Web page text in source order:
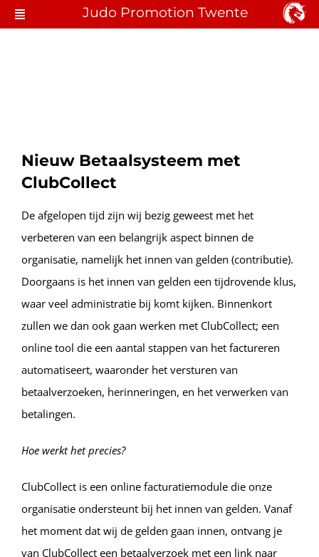
naar
Toggle
Over JPT
Contact
Judo Promotion Twente
Nieuw Betaalsysteem met
ClubCollect
De afgelopen tijd zijn wij bezig geweest met het
verbeteren van een belangrijk aspect binnen de
organisatie, namelijk het innen van gelden (contributie).
Doorgaans is het innen van gelden een tijdrovende klus,
waar veel administratie bij komt kijken. Binnenkort
zullen we dan ook gaan werken met ClubCollect; een
online tool die een aantal stappen van het factureren
automatiseert, waaronder het versturen van
betaalverzoeken, herinneringen, en het verwerken van
betalingen.
Hoe werkt het precies?
ClubCollect is een online facturatiemodule die onze
organisatie ondersteunt bij het innen van gelden. Vanaf
het moment dat wij de gelden gaan innen, ontvang je
van ClubCollect een betaalverzoek met een link naar